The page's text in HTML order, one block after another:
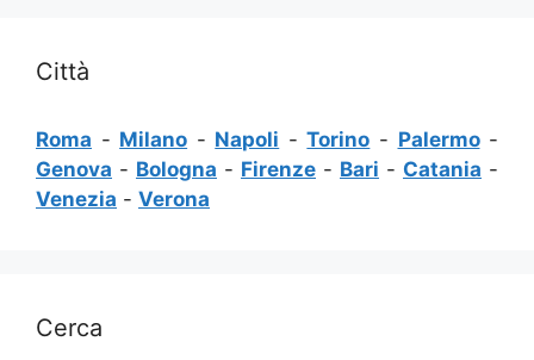
Città
Roma - Milano - Napoli -Torino - Palermo-
Genova - Bologna - Firenze - Bari - Catania -
Venezia - Verona
Cerca